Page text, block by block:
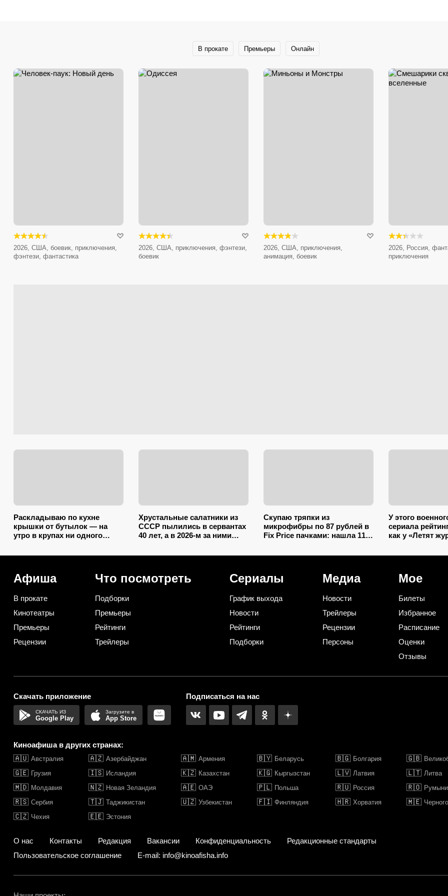
В прокате Премьеры Онлайн
2026, США, боевик, приключения,
фэнтези, фантастика
2026, США, приключения, фэнтези,
боевик
2026, США, приключения,
анимация, боевик
2026, Россия,
приключения
Раскладываю по кухне
крышки от бутылок — на
утро в крупах ни одного
Хрустальные салатники из
СССР пылились в сервантах
40 лет, а в 2026-м за ними
Скупаю тряпки из
микрофибры по 87 рублей в
Fix Price пачками: нашла 11+
У этого
сериала
как у «Летят
Афиша
В прокате
Кинотеатры
Премьеры
Рецензии
Что посмотреть
Подборки
Премьеры
Рейтинги
Трейлеры
Сериалы
График выхода
Новости
Рейтинги
Подборки
Медиа
Новости
Трейлеры
Рецензии
Персоны
Мое
Билеты
Избранное
Расписание
Оценки
Отзывы
Скачать приложение
Google Play App Store
Подписаться на нас
Киноафиша в других странах:
🇦🇺 Австралия 🇦🇿 Азербайджан 🇦🇲 Армения 🇧🇾 Беларусь 🇧🇬 Болгария 🇬🇧
🇬🇪 Грузия 🇮🇸 Исландия 🇰🇿 Казахстан 🇰🇬 Кыргызстан 🇱🇻 Латвия 🇱🇹 Литва
🇲🇩 Молдавия 🇳🇿 Новая Зеландия 🇦🇪 ОАЭ 🇵🇱 Польша 🇷🇺 Россия 🇷🇴
🇷🇸 Сербия 🇹🇯 Таджикистан 🇺🇿 Узбекистан 🇫🇮 Финляндия 🇭🇷 Хорватия 🇲🇪
🇨🇿 Чехия 🇪🇪 Эстония
О нас Контакты Редакция Вакансии Конфиденциальность
Редакционные стандарты
Пользовательское соглашение
E-mail: info@kinoafisha.info